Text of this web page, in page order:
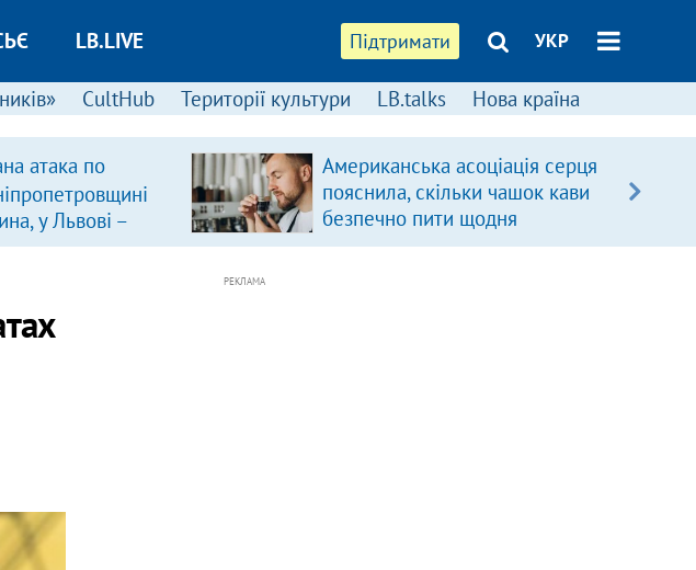
Підтримати УКР
LB.LIVE
CultHub Території культури LB.talks Нова країна
атака по
у Львові –
Американська асоціація серця
пояснила, скільки чашок кави
безпечно пити щодня
РЕКЛАМА